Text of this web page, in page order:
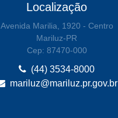
Localização
Avenida Marilia, 1920 - Centro
Mariluz-PR
Cep: 87470-000
(44) 3534-8000
mariluz@mariluz.pr.gov.br